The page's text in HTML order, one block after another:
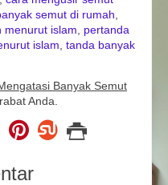
semut di rumah
menurut islam
pertanda
islam
tanda banyak
Banyak Semut
Anda.